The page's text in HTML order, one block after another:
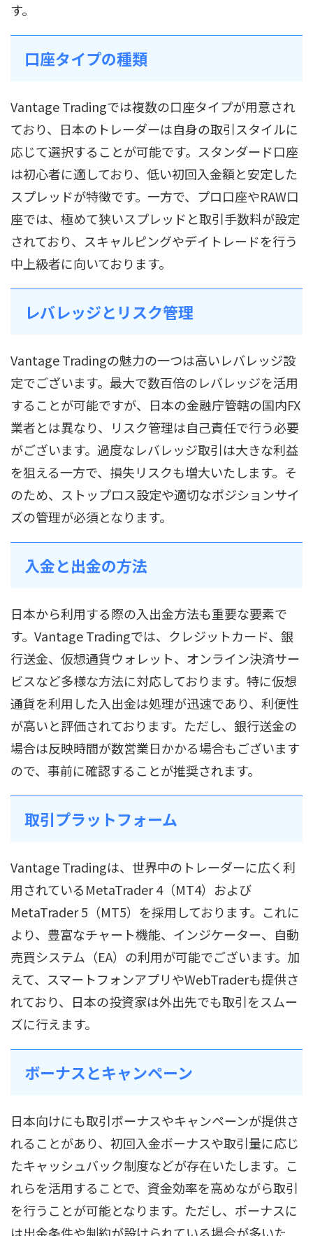
す。
口座タイプの種類
Vantage Tradingでは複数の口座タイプが用意され
ており、日本のトレーダーは自身の取引スタイルに
応じて選択することが可能です。スタンダード口座
は初心者に適しており、低い初回入金額と安定した
スプレッドが特徴です。一方で、プロ口座やRAW口
座では、極めて狭いスプレッドと取引手数料が設定
されており、スキャルピングやデイトレードを行う
中上級者に向いております。
レバレッジとリスク管理
Vantage Tradingの魅力の一つは高いレバレッジ設
定でございます。最大で数百倍のレバレッジを活用
することが可能ですが、日本の金融庁管轄の国内FX
業者とは異なり、リスク管理は自己責任で行う必要
がございます。過度なレバレッジ取引は大きな利益
を狙える一方で、損失リスクも増大いたします。そ
のため、ストップロス設定や適切なポジションサイ
ズの管理が必須となります。
入金と出金の方法
日本から利用する際の入出金方法も重要な要素で
す。Vantage Tradingでは、クレジットカード、銀
行送金、仮想通貨ウォレット、オンライン決済サー
ビスなど多様な方法に対応しております。特に仮想
通貨を利用した入出金は処理が迅速であり、利便性
が高いと評価されております。ただし、銀行送金の
場合は反映時間が数営業日かかる場合もございます
ので、事前に確認することが推奨されます。
取引プラットフォーム
Vantage Tradingは、世界中のトレーダーに広く利
用されているMetaTrader 4（MT4）および
MetaTrader 5（MT5）を採用しております。これに
より、豊富なチャート機能、インジケーター、自動
売買システム（EA）の利用が可能でございます。加
えて、スマートフォンアプリやWebTraderも提供さ
れており、日本の投資家は外出先でも取引をスムー
ズに行えます。
ボーナスとキャンペーン
日本向けにも取引ボーナスやキャンペーンが提供さ
れることがあり、初回入金ボーナスや取引量に応じ
たキャッシュバック制度などが存在いたします。こ
れらを活用することで、資金効率を高めながら取引
を行うことが可能となります。ただし、ボーナスに